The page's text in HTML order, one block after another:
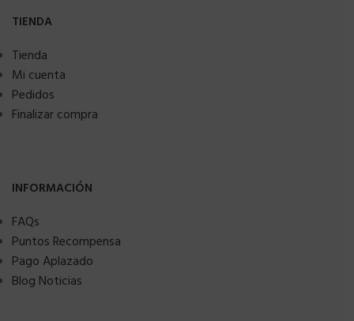
TIENDA
Tienda
Mi cuenta
Pedidos
Finalizar compra
INFORMACIÓN
FAQs
Puntos Recompensa
Pago Aplazado
Blog Noticias